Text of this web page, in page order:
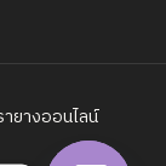
ยางออนไลน์